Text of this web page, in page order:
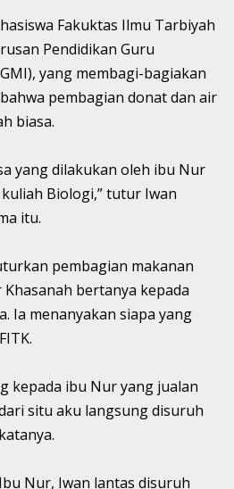
Fakuktas Ilmu Tarbiyah
Pendidikan Guru
yang membagi-bagiakan
pembagian donat dan air
biasa.
yang dilakukan oleh ibu Nur
Biologi,” tutur Iwan
itu.
pembagian makanan
bertanya kepada
Ia menanyakan siapa yang
kepada ibu Nur yang jualan
situ aku langsung disuruh
Nur, Iwan lantas disuruh